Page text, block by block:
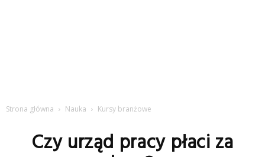
Strona główna Nauka Kursy branżowe
Czy urząd pracy płaci za